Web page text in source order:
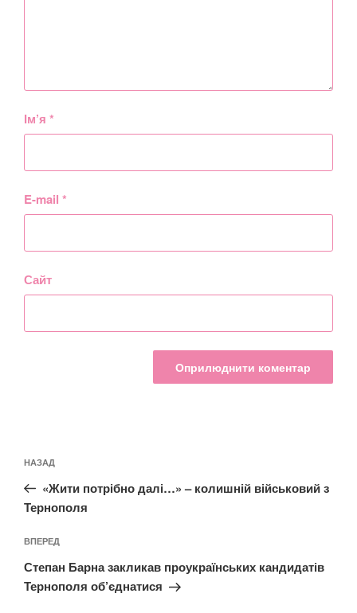
Ім’я *
E-mail *
Сайт
записів
Попередній
запис:
НАЗАД
«Жити потрібно далі…» – колишній військовий з
Тернополя
Наступний
запис
ВПЕРЕД
Степан Барна закликав проукраїнських кандидатів
Тернополя об’єднатися